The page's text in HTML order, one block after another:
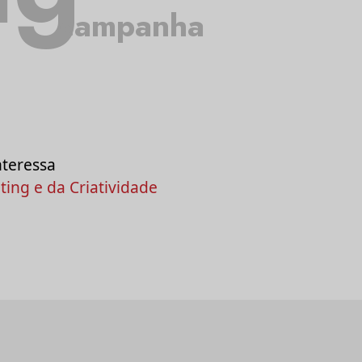
campanha
e da Criatividade